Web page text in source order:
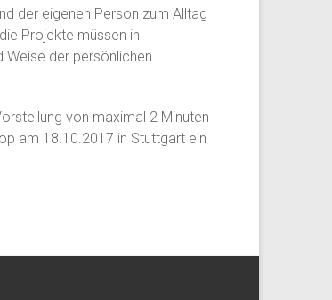
der eigenen Person zum Alltag
Projekte müssen in
der persönlichen
von maximal 2 Minuten
am 18.10.2017 in Stuttgart ein